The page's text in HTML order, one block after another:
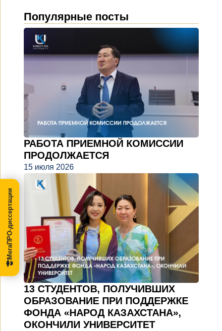
Популярные посты
РАБОТА ПРИЕМНОЙ КОМИССИИ
ПРОДОЛЖАЕТСЯ
15 июля 2026
13 СТУДЕНТОВ, ПОЛУЧИВШИХ
ОБРАЗОВАНИЕ ПРИ ПОДДЕРЖКЕ
ФОНДА «НАРОД КАЗАХСТАНА»,
ОКОНЧИЛИ УНИВЕРСИТЕТ
МегаПРО-диссертации